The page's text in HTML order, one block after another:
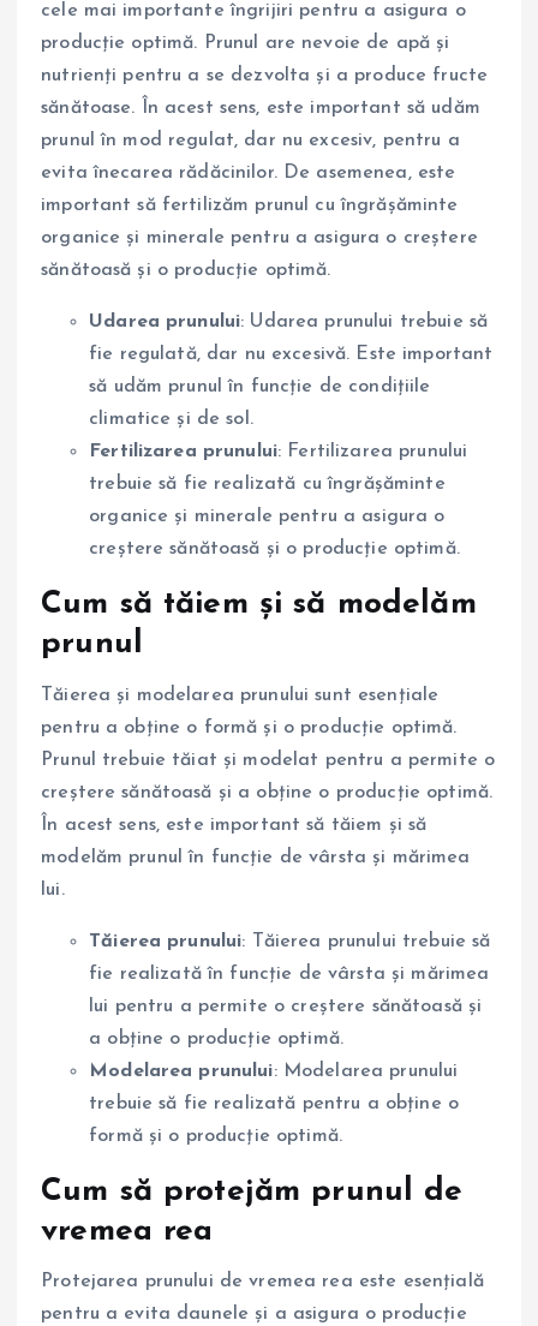
cele mai importante îngrijiri pentru a asigura o
producție optimă. Prunul are nevoie de apă și
nutrienți pentru a se dezvolta și a produce fructe
sănătoase. În acest sens, este important să udăm
prunul în mod regulat, dar nu excesiv, pentru a
evita înecarea rădăcinilor. De asemenea, este
important să fertilizăm prunul cu îngrășăminte
organice și minerale pentru a asigura o creștere
sănătoasă și o producție optimă.
Udarea prunului: Udarea prunului trebuie să
fie regulată, dar nu excesivă. Este important
să udăm prunul în funcție de condițiile
climatice și de sol.
Fertilizarea prunului: Fertilizarea prunului
trebuie să fie realizată cu îngrășăminte
organice și minerale pentru a asigura o
creștere sănătoasă și o producție optimă.
Cum să tăiem și să modelăm
prunul
Tăierea și modelarea prunului sunt esențiale
pentru a obține o formă și o producție optimă.
Prunul trebuie tăiat și modelat pentru a permite o
creștere sănătoasă și a obține o producție optimă.
În acest sens, este important să tăiem și să
modelăm prunul în funcție de vârsta și mărimea
lui.
Tăierea prunului: Tăierea prunului trebuie să
fie realizată în funcție de vârsta și mărimea
lui pentru a permite o creștere sănătoasă și
a obține o producție optimă.
Modelarea prunului: Modelarea prunului
trebuie să fie realizată pentru a obține o
formă și o producție optimă.
Cum să protejăm prunul de
vremea rea
Protejarea prunului de vremea rea este esențială
pentru a evita daunele și a asigura o producție